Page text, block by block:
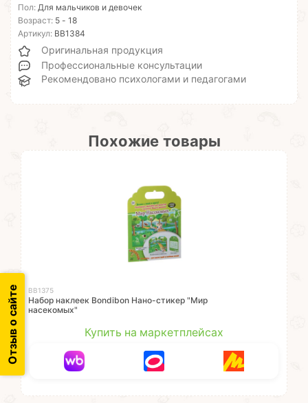
Пол: Для мальчиков и девочек
Возраст: 5 - 18
Артикул: ВВ1384
Оригинальная продукция
Профессиональные консультации
Рекомендовано психологами и педагогами
Похожие товары
ВВ1375
Набор наклеек Bondibon Нано-стикер "Мир
насекомых"
Купить на маркетплейсах
Отзыв о сайте